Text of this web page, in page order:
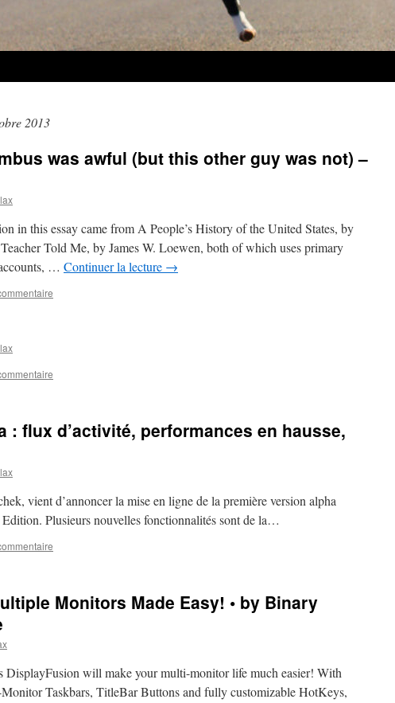
2013
was awful (but this other guy was not) –
in this essay came from A People’s History of the United States, by
Told Me, by James W. Loewen, both of which uses primary
… Continuer la lecture →
: flux d’activité, performances en hausse,
vient d’annoncer la mise en ligne de la première version alpha
Plusieurs nouvelles fonctionnalités sont de la…
Monitors Made Easy! • by Binary
DisplayFusion will make your multi-monitor life much easier! With
Taskbars, TitleBar Buttons and fully customizable HotKeys,